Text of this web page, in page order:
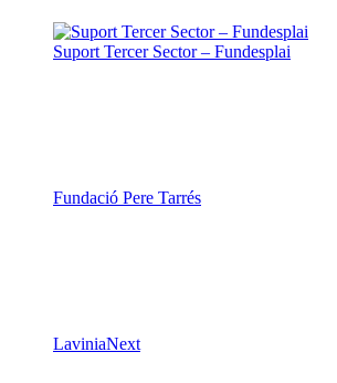
Suport Tercer Sector – Fundesplai
Fundació Pere Tarrés
LaviniaNext